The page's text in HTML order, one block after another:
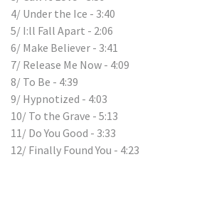
4/ Under the Ice - 3:40
5/ I:ll Fall Apart - 2:06
6/ Make Believer - 3:41
7/ Release Me Now - 4:09
8/ To Be - 4:39
9/ Hypnotized - 4:03
10/ To the Grave - 5:13
11/ Do You Good - 3:33
12/ Finally Found You - 4:23